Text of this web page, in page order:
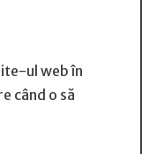
ul web în
când o să